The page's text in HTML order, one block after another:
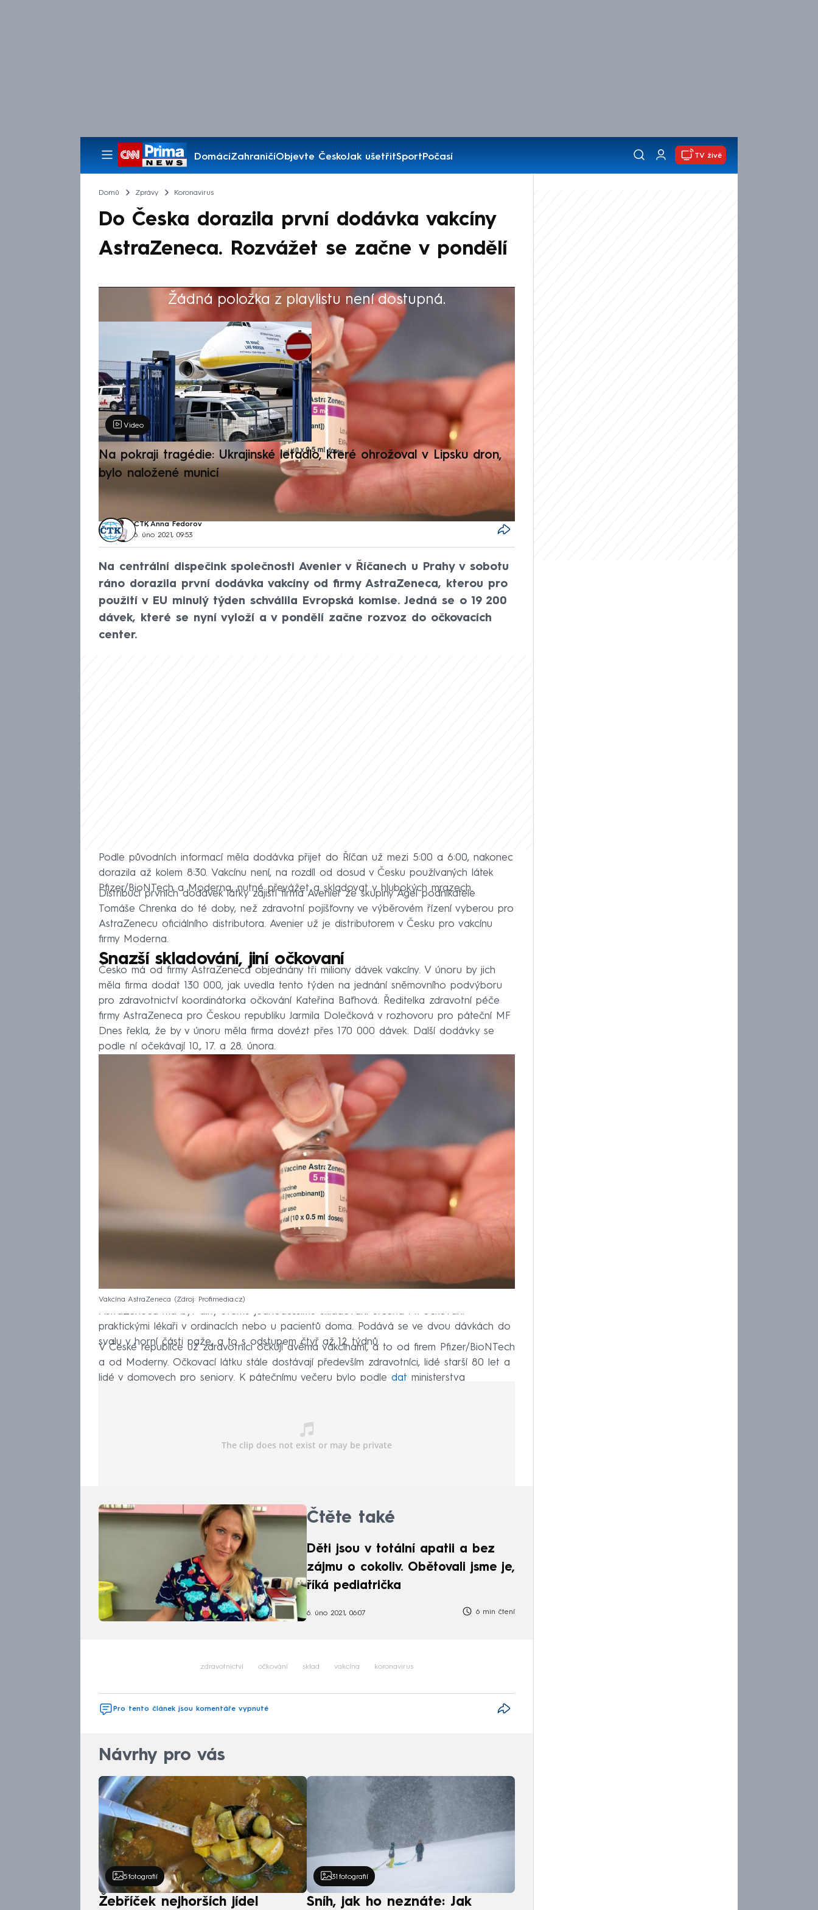
DomácíZahraničíObjevte ČeskoJak ušetřitSportPočasí
Pořady
TV živě
Domů Zprávy Koronavirus
Do Česka dorazila první dodávka vakcíny
AstraZeneca. Rozvážet se začne v pondělí
Žádná položka z playlistu není dostupná.
Výběr redakce
Video
Na pokraji tragédie: Ukrajinské letadlo, které ohrožoval v Lipsku dron,
bylo naložené municí
ČTK, Anna Fedorov
6. úno 2021, 09:53
Na centrální dispečink společnosti Avenier v Říčanech u Prahy v sobotu
ráno dorazila první dodávka vakcíny od firmy AstraZeneca, kterou pro
použití v EU minulý týden schválila Evropská komise. Jedná se o 19 200
dávek, které se nyní vyloží a v pondělí začne rozvoz do očkovacích
center.
Podle původních informací měla dodávka přijet do Říčan už mezi 5:00 a 6:00, nakonec
dorazila až kolem 8:30. Vakcínu není, na rozdíl od dosud v Česku používaných látek
Pfizer/BioNTech a Moderna, nutné převážet a skladovat v hlubokých mrazech.
Distribuci prvních dodávek látky zajistí firma Avenier ze skupiny Agel podnikatele
Tomáše Chrenka do té doby, než zdravotní pojišťovny ve výběrovém řízení vyberou pro
AstraZenecu oficiálního distributora. Avenier už je distributorem v Česku pro vakcínu
firmy Moderna.
Snazší skladování, jiní očkovaní
Česko má od firmy AstraZeneca objednány tři miliony dávek vakcíny. V únoru by jich
měla firma dodat 130 000, jak uvedla tento týden na jednání sněmovního podvýboru
pro zdravotnictví koordinátorka očkování Kateřina Baťhová. Ředitelka zdravotní péče
firmy AstraZeneca pro Českou republiku Jarmila Dolečková v rozhovoru pro páteční MF
Dnes řekla, že by v únoru měla firma dovézt přes 170 000 dávek. Další dodávky se
podle ní očekávají 10., 17. a 28. února.
Vakcína AstraZeneca Zdroj: Profimedia.cz
AstraZeneca má být díky svému jednoduššímu skladování určena i k očkování
praktickými lékaři v ordinacích nebo u pacientů doma. Podává se ve dvou dávkách do
svalu v horní části paže, a to s odstupem čtyř až 12 týdnů.
V České republice už zdravotníci očkují dvěma vakcínami, a to od firem Pfizer/BioNTech
a od Moderny. Očkovací látku stále dostávají především zdravotníci, lidé starší 80 let a
lidé v domovech pro seniory. K pátečnímu večeru bylo podle dat ministerstva
Čtěte také
Děti jsou v totální apatii a bez
zájmu o cokoliv. Obětovali jsme je,
říká pediatrička
6. úno 2021, 06:07 6 min čtení
zdravotnictví očkování sklad vakcína koronavirus
Pro tento článek jsou komentáře vypnuté
Návrhy pro vás
5 fotografií
Žebříček nejhorších jídel
31 fotografií
Sníh, jak ho neznáte: Jak